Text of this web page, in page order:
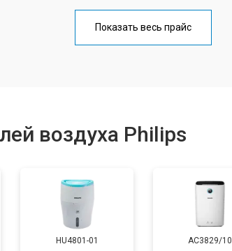
от 70 мин
Показать весь прайс
воздуха Philips
HU4801-01 AC3829/10